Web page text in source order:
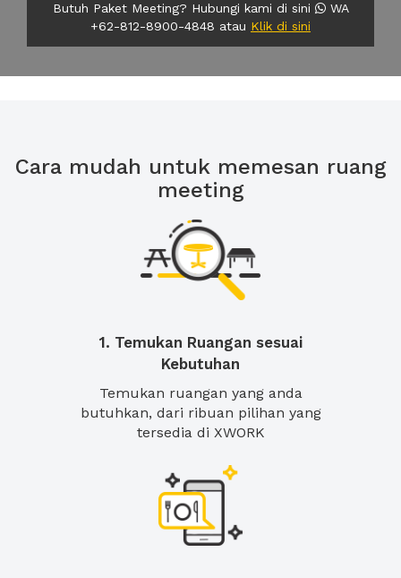
Butuh Paket Meeting? Hubungi kami di sini
WA
+62-812-8900-4848 atau Klik di sini
Cara mudah untuk memesan ruang
meeting
1. Temukan Ruangan sesuai
Kebutuhan
Temukan ruangan yang anda
butuhkan, dari ribuan pilihan yang
tersedia di XWORK